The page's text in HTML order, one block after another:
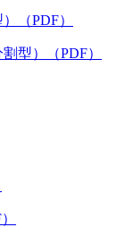
（PDF）
型）（PDF）